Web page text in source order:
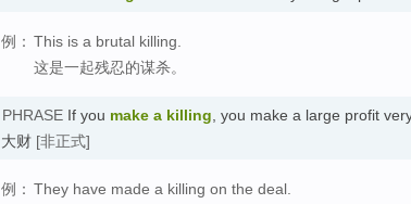
例： This is a brutal killing.
这是一起残忍的谋杀。
PHRASE If you make a killing , you make a large profit
大财 [非正式]
例： They have made a killing on the deal.